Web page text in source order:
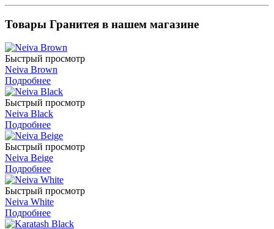
Товары Гранитея в нашем магазине
Быстрый просмотр
Neiva Brown
Подробнее
Быстрый просмотр
Neiva Black
Подробнее
Быстрый просмотр
Neiva Beige
Подробнее
Быстрый просмотр
Neiva White
Подробнее